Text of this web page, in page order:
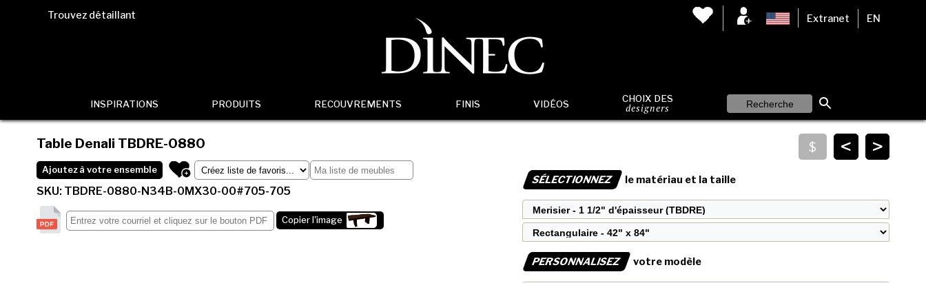
Trouvez détaillant Extranet EN
INSPIRATIONS PRODUITS RECOUVREMENTS FINIS VIDÉOS CHOIX DES
designers
>
<
Table Denali TBDRE-0880
Ajoutez à votre ensemble
SKU: TBDRE-0880-N34B-0MX30-00#705-705
Copier l'image
SÉLECTIONNEZ le matériau et la taille
PERSONNALISEZ votre modèle